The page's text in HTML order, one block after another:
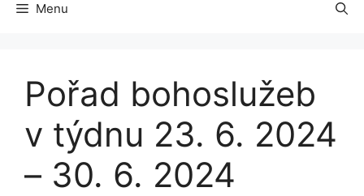
Menu
Pořad bohoslužeb
v týdnu 23. 6. 2024
– 30. 6. 2024